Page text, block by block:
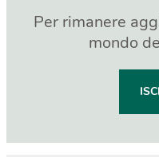
Per rimanere
mondo